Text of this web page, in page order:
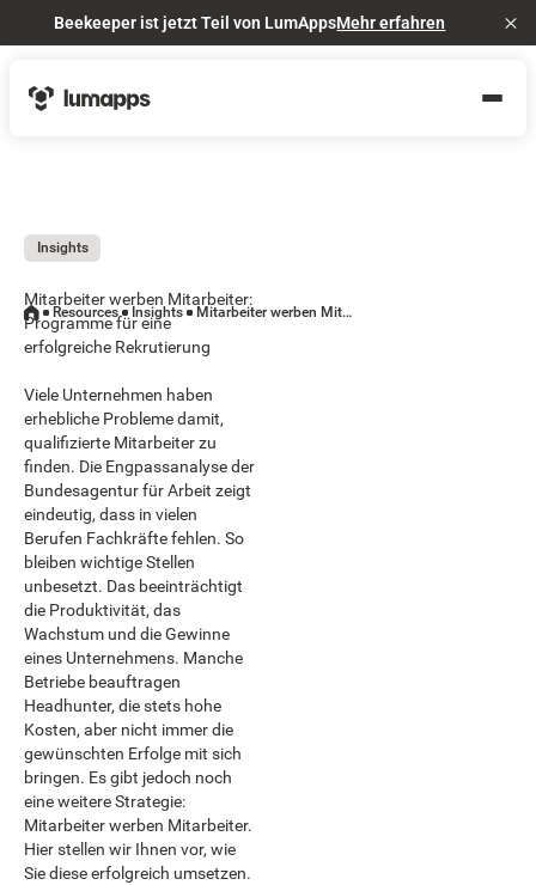
Beekeeper ist jetzt Teil von LumAppsMehr erfahren
Insights
Mitarbeiter werben Mitarbeiter:
Programme für eine
erfolgreiche Rekrutierung
Viele Unternehmen haben
erhebliche Probleme damit,
qualifizierte Mitarbeiter zu
finden. Die Engpassanalyse der
Bundesagentur für Arbeit zeigt
eindeutig, dass in vielen
Berufen Fachkräfte fehlen. So
bleiben wichtige Stellen
unbesetzt. Das beeinträchtigt
die Produktivität, das
Wachstum und die Gewinne
eines Unternehmens. Manche
Betriebe beauftragen
Headhunter, die stets hohe
Kosten, aber nicht immer die
gewünschten Erfolge mit sich
bringen. Es gibt jedoch noch
eine weitere Strategie:
Mitarbeiter werben Mitarbeiter.
Hier stellen wir Ihnen vor, wie
Sie diese erfolgreich umsetzen.
Resources Insights Mitarbeiter werben Mitarbeiter: Programme für eine erfolgreiche Rekrutierung